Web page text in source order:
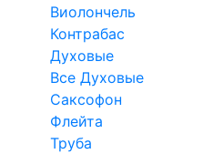
Виолончель
Контрабас
Духовые
Все Духовые
Саксофон
Флейта
Труба